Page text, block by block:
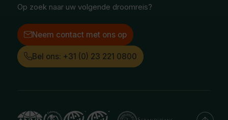
Op zoek naar uw volgende droomreis?
Neem contact met ons op
Bel ons: +31 (0) 23 221 0800